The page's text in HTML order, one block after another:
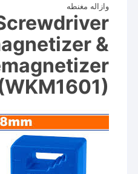
وازاله مغنطه
&